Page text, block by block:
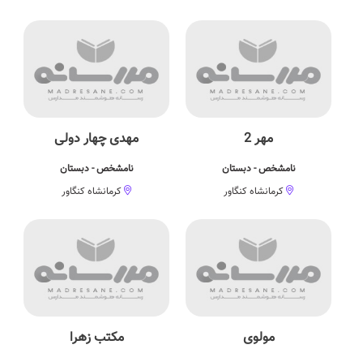
مهر 2
نامشخص - دبستان
کرمانشاه کنگاور
مهدی چهار دولی
نامشخص - دبستان
کرمانشاه کنگاور
مولوی مکتب زهرا